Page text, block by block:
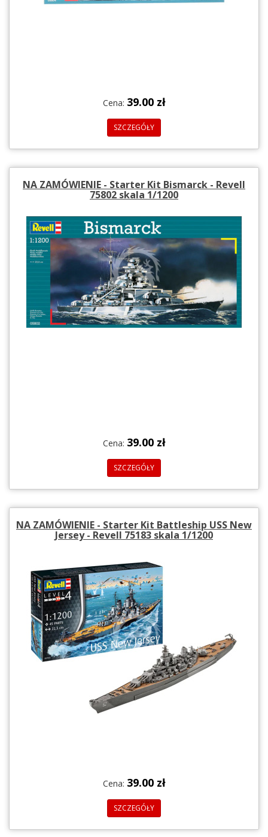
Cena: 39.00 zł
SZCZEGÓŁY
NA ZAMÓWIENIE - Starter Kit Bismarck - Revell
75802 skala 1/1200
Cena: 39.00 zł
SZCZEGÓŁY
NA ZAMÓWIENIE - Starter Kit Battleship USS New
Jersey - Revell 75183 skala 1/1200
Cena: 39.00 zł
SZCZEGÓŁY